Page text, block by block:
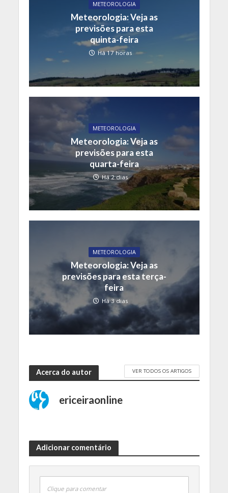
METEOROLOGIA
Meteorologia: Veja as
previsões para esta
quinta-feira
Há 17 horas
METEOROLOGIA
Meteorologia: Veja as
previsões para esta
quarta-feira
Há 2 dias
METEOROLOGIA
Meteorologia: Veja as
previsões para esta terça-
feira
Há 3 dias
Acerca do autor VER TODOS OS ARTIGOS
ericeiraonline
Adicionar comentário
Clique para comentar